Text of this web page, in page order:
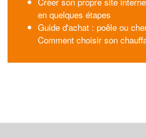
en quelques étapes
Guide d'achat : poêle ou
Comment choisir son